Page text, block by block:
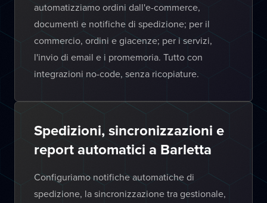
automatizziamo ordini dall'e-commerce,
documenti e notifiche di spedizione; per il
commercio, ordini e giacenze; per i servizi,
l'invio di email e i promemoria. Tutto con
integrazioni no-code, senza ricopiature.
Spedizioni, sincronizzazioni e
report automatici a Barletta
Configuriamo notifiche automatiche di
spedizione, la sincronizzazione tra gestionale,